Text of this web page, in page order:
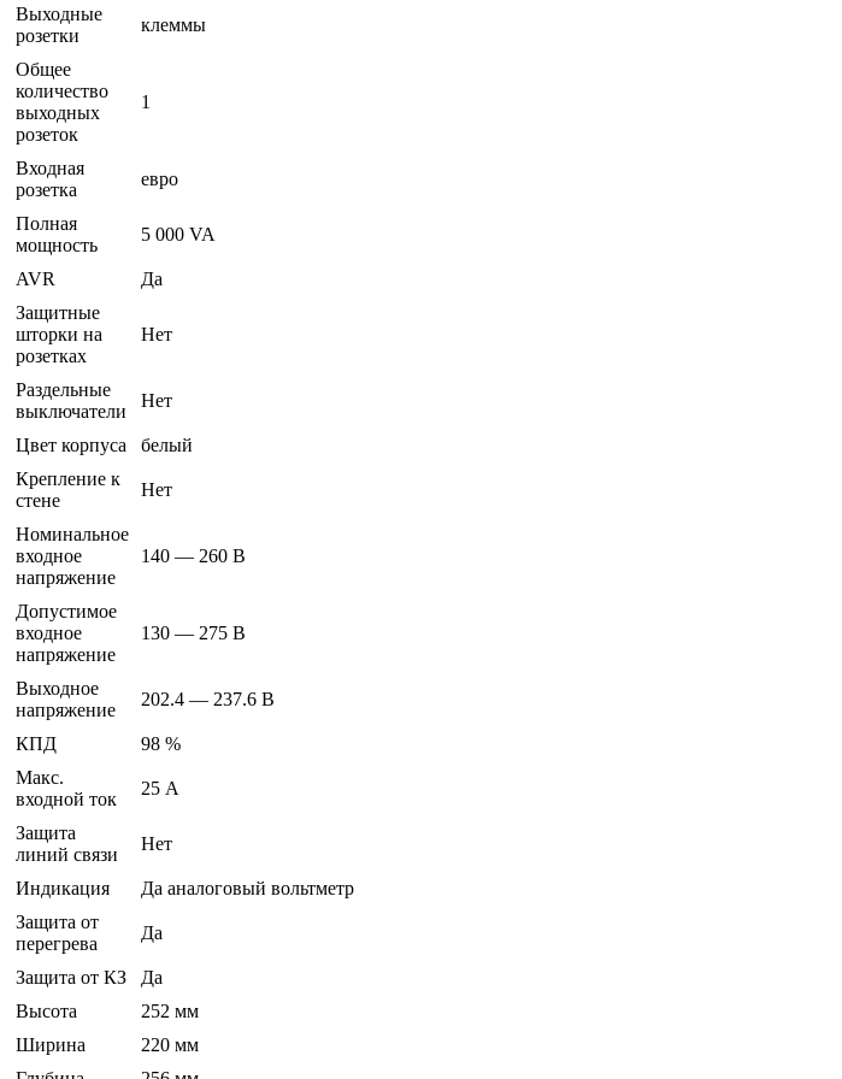
Выходные
розетки
клеммы
Общее
количество
выходных
розеток
1
Входная
розетка
евро
Полная
мощность
5 000 VA
AVR
Да
Защитные
шторки на
розетках
Нет
Раздельные
выключатели
Нет
Цвет корпуса
белый
Крепление к
стене
Нет
Номинальное
входное
напряжение
140 — 260 В
Допустимое
входное
напряжение
130 — 275 В
Выходное
напряжение
202.4 — 237.6 В
КПД
98 %
Макс.
входной ток
25 А
Защита
линий связи
Нет
Индикация
Да аналоговый вольтметр
Защита от
перегрева
Да
Защита от КЗ
Да
Высота
252 мм
Ширина
220 мм